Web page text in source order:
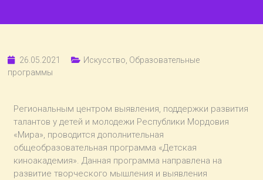
26.05.2021 Искусство Образовательные
программы
Региональным центром выявления, поддержки развития
талантов у детей и молодежи Республики Мордовия
«Мира», проводится дополнительная
общеобразовательная программа «Детская
киноакадемия». Данная программа направлена на
развитие творческого мышления и выявления